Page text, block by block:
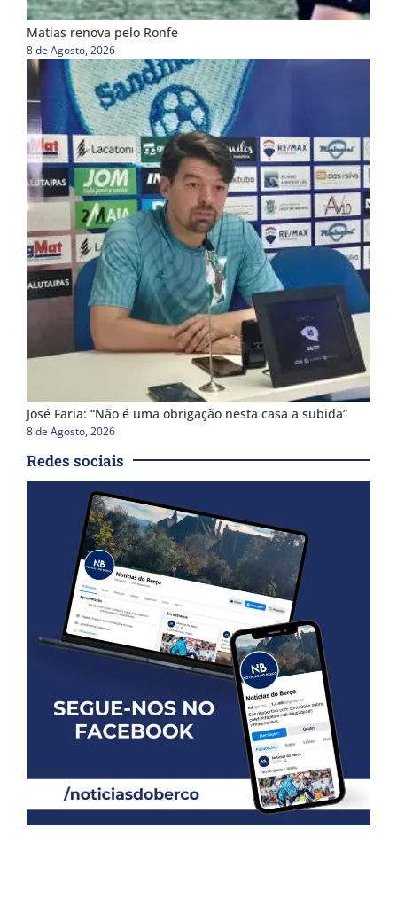
Matias renova pelo Ronfe
8 de Agosto, 2026
José Faria: “Não é uma obrigação nesta casa a subida”
8 de Agosto, 2026
Redes sociais